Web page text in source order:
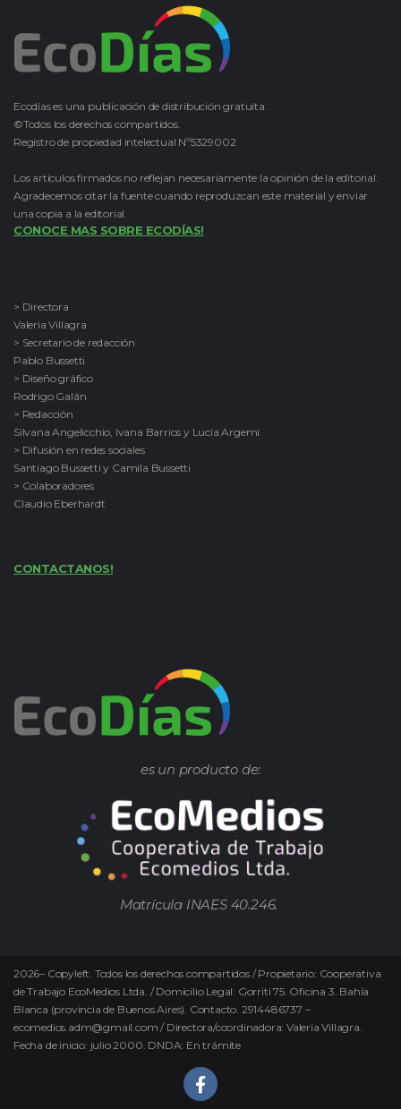
Ecodías es una publicación de distribución gratuita.
©Todos los derechos compartidos.
Registro de propiedad intelectual Nº5329002
Los artículos firmados no reflejan necesariamente la opinión de la editorial.
Agradecemos citar la fuente cuando reproduzcan este material y enviar
una copia a la editorial.
CONOCE MAS SOBRE ECODÍAS!
> Directora
Valeria Villagra
> Secretario de redacción
Pablo Bussetti
> Diseño gráfico
Rodrigo Galán
> Redacción
Silvana Angelicchio, Ivana Barrios y Lucía Argemi
> Difusión en redes sociales
Santiago Bussetti y Camila Bussetti
> Colaboradores
Claudio Eberhardt
CONTACTANOS!
es un producto de:
Matrícula INAES 40.246.
2026– Copyleft. Todos los derechos compartidos / Propietario: Cooperativa
de Trabajo EcoMedios Ltda. / Domicilio Legal: Gorriti 75. Oficina 3. Bahía
Blanca (provincia de Buenos Aires). Contacto. 2914486737 –
ecomedios.adm@gmail.com / Directora/coordinadora: Valeria Villagra.
Fecha de inicio: julio 2000. DNDA: En trámite